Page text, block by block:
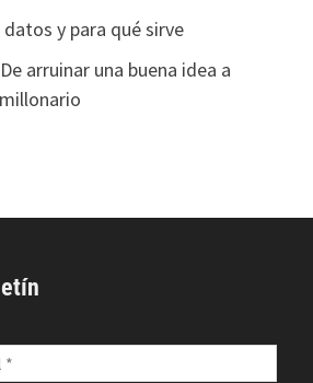
y para qué sirve
arruinar una buena idea a